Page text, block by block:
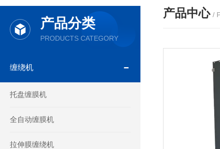
产品分类
PRODUCTS CATEGORY
缠绕机
托盘缠膜机
全自动缠膜机
拉伸膜缠绕机
产品中心 /